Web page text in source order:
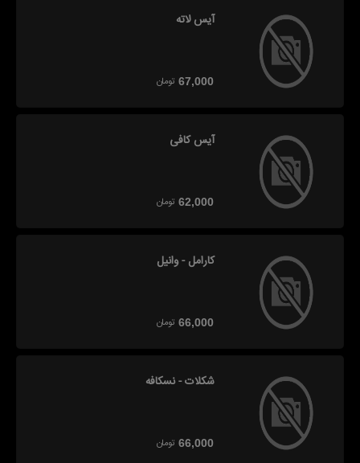
آیس لاته
67,000 تومان
آیس کافی
62,000 تومان
کارامل - وانیل
66,000 تومان
شکلات - نسکافه
66,000 تومان